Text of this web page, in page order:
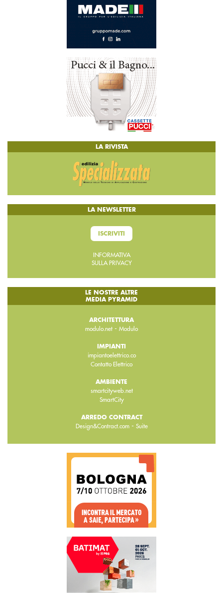
LA RIVISTA
LA NEWSLETTER
ISCRIVITI
INFORMATIVA
SULLA PRIVACY
LE NOSTRE ALTRE
MEDIA PYRAMID
ARCHITETTURA
modulo.net - Modulo
IMPIANTI
impiantoelettrico.co
Contatto Elettrico
AMBIENTE
smartcityweb.net
SmartCity
ARREDO CONTRACT
Design&Contract.com- Suite